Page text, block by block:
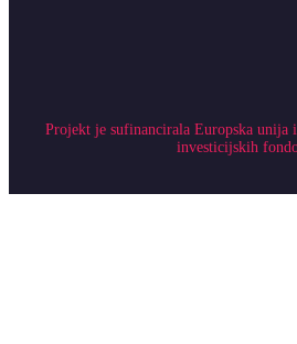
Projekt je sufinancirala Europska unija
investicijskih